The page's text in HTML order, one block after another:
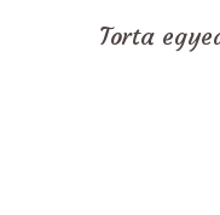
Torta